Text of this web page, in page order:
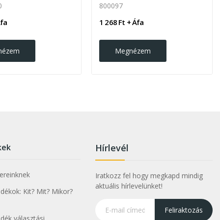
800097
1 268 Ft + Áfa
Megnézem
Kit? Mit? Mikor?
választási
Hírlevél
Iratkozz fel hogy megkapd mindig
aktuális hírlevelünket!
Feliraktozás